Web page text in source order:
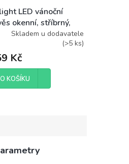
LED vánoční
okenní, stříbrný,
mini LED, časovač,
Skladem u dodavatele
(>5 ks)
Kč
KOŠÍKU